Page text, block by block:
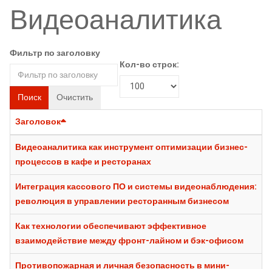
Видеоаналитика
Фильтр по заголовку
Поиск Очистить
Кол-во строк:
Заголовок
Видеоаналитика как инструмент оптимизации бизнес-
процессов в кафе и ресторанах
Интеграция кассового ПО и системы видеонаблюдения:
революция в управлении ресторанным бизнесом
Как технологии обеспечивают эффективное
взаимодействие между фронт-лайном и бэк-офисом
Противопожарная и личная безопасность в мини-